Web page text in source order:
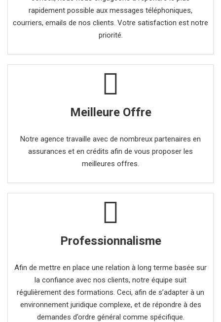
rapidement possible aux messages téléphoniques,
courriers, emails de nos clients. Votre satisfaction est notre
priorité.
Meilleure Offre
Notre agence travaille avec de nombreux partenaires en
assurances et en crédits afin de vous proposer les
meilleures offres.
Professionnalisme
Afin de mettre en place une relation à long terme basée sur
la confiance avec nos clients, notre équipe suit
régulièrement des formations. Ceci, afin de s’adapter à un
environnement juridique complexe, et de répondre à des
demandes d’ordre général comme spécifique.